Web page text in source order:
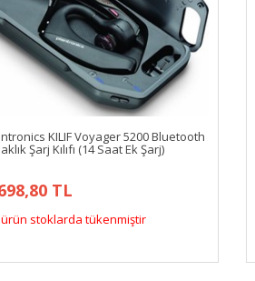
KILIF Voyager 5200 Bluetooth
Şarj Kılıfı (14 Saat Ek Şarj)
TL
stoklarda tükenmiştir